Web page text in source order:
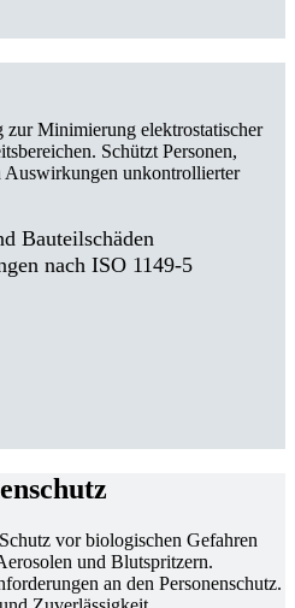
zur Minimierung elektrostatischer
Schützt Personen,
Auswirkungen unkontrollierter
Bauteilschäden
nach ISO 1149-5
vor biologischen Gefahren
und Blutspritzern.
an den Personenschutz.